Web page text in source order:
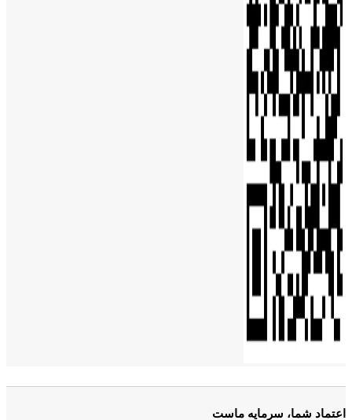
اعتماد شما، سرمایه ماست